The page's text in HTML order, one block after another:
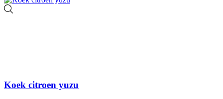
Koek citroen yuzu